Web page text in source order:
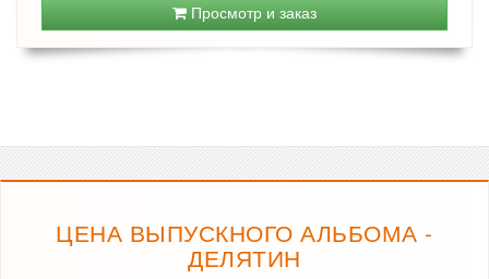
Просмотр и заказ
ЦЕНА ВЫПУСКНОГО АЛЬБОМА -
ДЕЛЯТИН